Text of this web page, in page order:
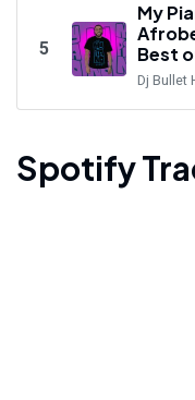
5
My
Best
Dj Bullet
Spotify